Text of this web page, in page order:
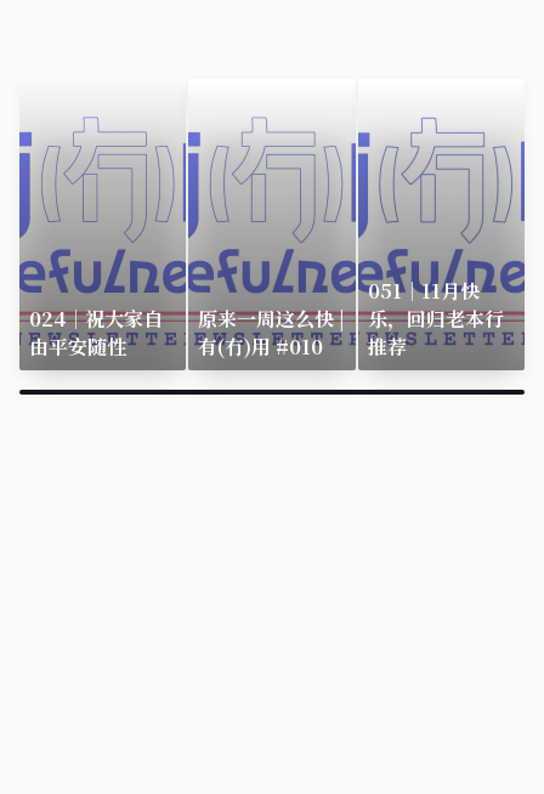
024｜祝大家自
由平安随性
原来一周这么快 |
有(冇)用 #010
051｜11月快
乐，回归老本行
推荐